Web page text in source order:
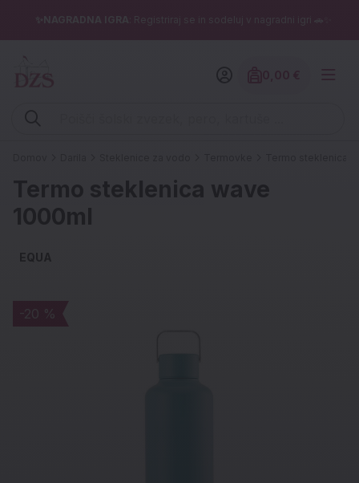
✨NAGRADNA IGRA : Registriraj se in sodeluj v nagradni igri 🚗✨
Vpišite iskalni niz (šolski zvezek, pero, kartuše ...)
Znesek
Termo steklenica wave
1000ml
EQUA
-20 %